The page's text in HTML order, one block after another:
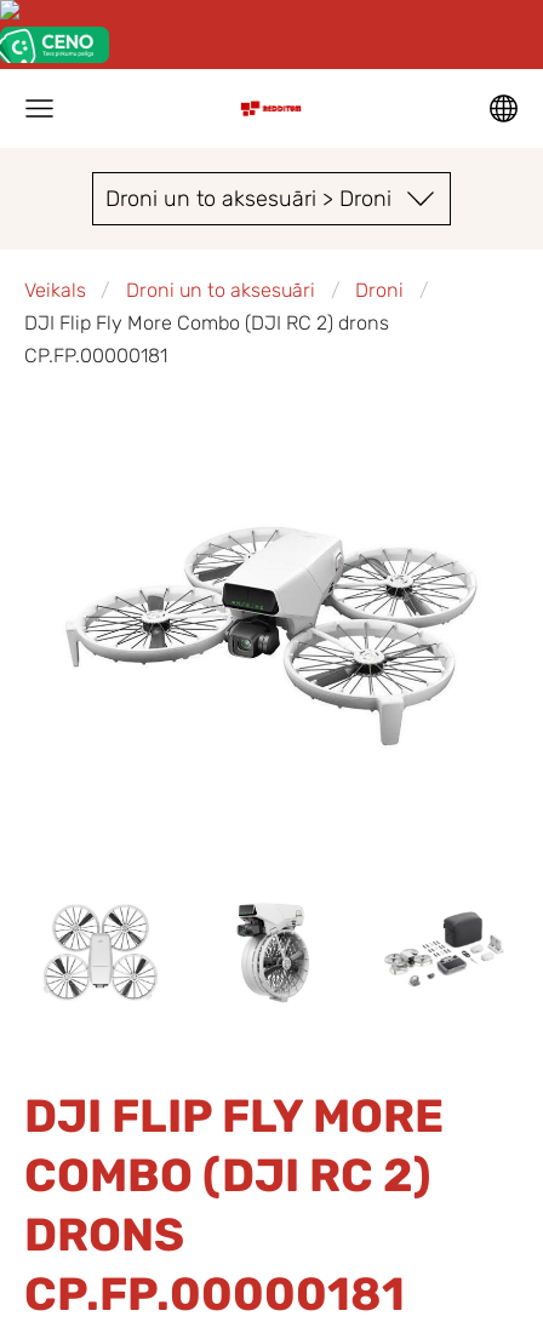
Droni un to aksesuāri > Droni
Veikals Droni un to aksesuāri
Droni
DJI Flip Fly More Combo (DJI RC 2) drons
CP.FP.00000181
DJI FLIP FLY MORE
COMBO (DJI RC 2)
DRONS
CP.FP.00000181